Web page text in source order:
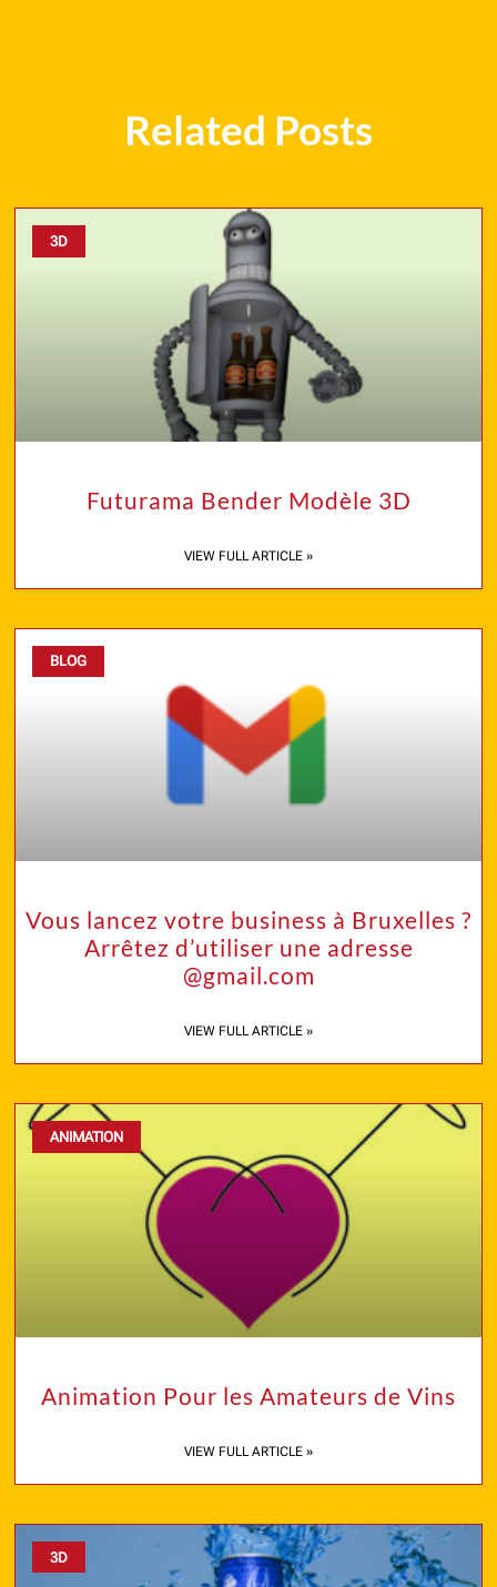
Related Posts
3D
Futurama Bender Modèle 3D
VIEW FULL ARTICLE »
BLOG
Vous lancez votre business à Bruxelles ?
Arrêtez d’utiliser une adresse
@gmail.com
VIEW FULL ARTICLE »
ANIMATION
Animation Pour les Amateurs de Vins
VIEW FULL ARTICLE »
3D